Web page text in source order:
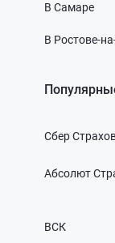
В Самаре
В Ростове-
Сбер
Абсолют
ВСК